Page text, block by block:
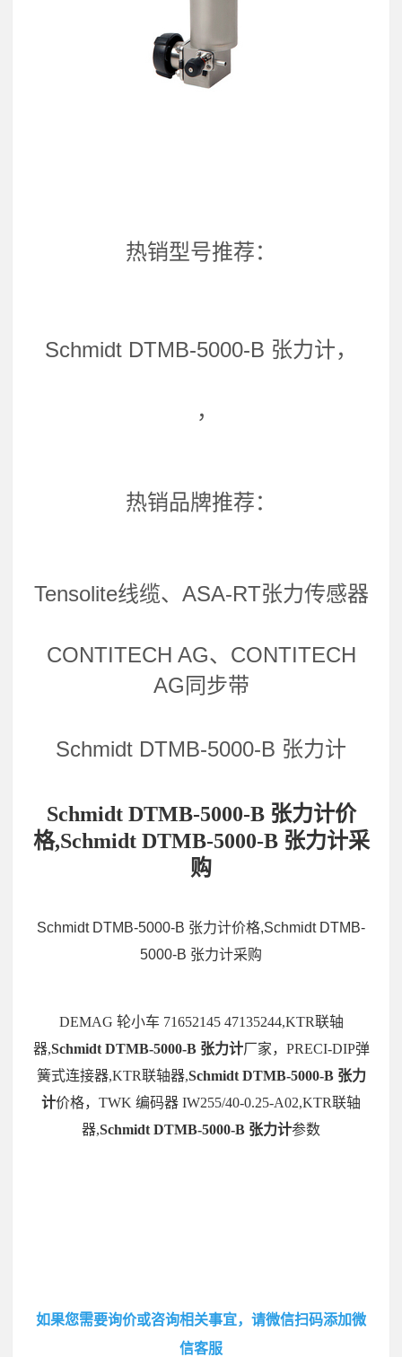
热销型号推荐：
Schmidt DTMB-5000-B 张力计，
，
热销品牌推荐：
Tensolite线缆、ASA-RT张力传感器
CONTITECH AG、CONTITECH
AG同步带
Schmidt DTMB-5000-B 张力计
Schmidt DTMB-5000-B 张力计价
格,Schmidt DTMB-5000-B 张力计采
购
Schmidt DTMB-5000-B 张力计价格,Schmidt DTMB-
5000-B 张力计采购
DEMAG 轮小车 71652145 47135244,KTR联轴
器,Schmidt DTMB-5000-B 张力计厂家，PRECI-DIP弹
簧式连接器,KTR联轴器,Schmidt DTMB-5000-B 张力
计价格，TWK 编码器 IW255/40-0.25-A02,KTR联轴
器,Schmidt DTMB-5000-B 张力计参数
如果您需要询价或咨询相关事宜，请微信扫码添加微
信客服